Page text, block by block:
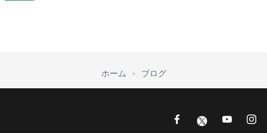
ホーム ブログ